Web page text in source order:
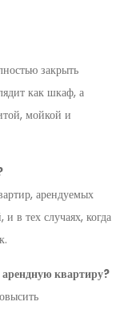
закрыть
как шкаф, а
мойкой и
арендуемых
в тех случаях, когда
квартиру?